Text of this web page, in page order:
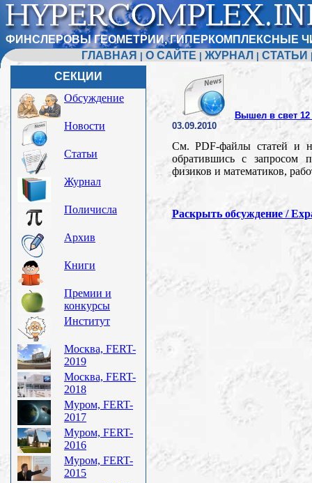
ФИНСЛЕРОВЫ ГЕОМЕТРИИ, ГИПЕРКОМПЛЕКСНЫЕ
ГЛАВНАЯ
О САЙТЕ ЖУРНАЛ СТАТЬИ
СЕКЦИИ
Обсуждение
Новости
Статьи
Журнал
Поличисла
Архив
Книги
Премии и
конкурсы
Институт
Москва, FERT-
2019
Москва, FERT-
2018
Муром, FERT-
2017
Муром, FERT-
2016
Муром, FERT-
2015
Вышел в свет
03.09.2010
См. PDF-файлы статей и
обратившись с запросом
физиков и математиков,
Раскрыть обсуждение /